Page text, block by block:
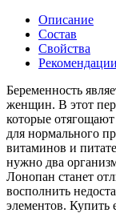
Описание
Состав
Свойства
Беременность
женщин. В этот
которые
для нормального
витаминов и
нужно два
Лонопан станет
восполнить
элементов. Купить